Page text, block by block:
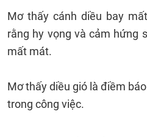
Mơ thấy cánh diều bay
rằng hy vọng và cảm hứng
mất mát.
Mơ thấy diều gió là điềm
trong công việc.